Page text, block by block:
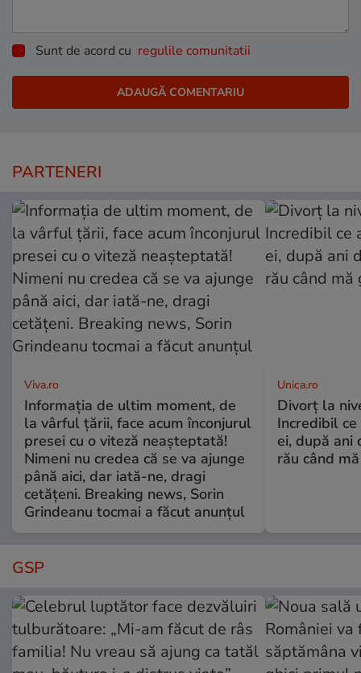
Sunt de acord cu regulile comunitatii
PARTENERI
Viva.ro
Informația de ultim moment, de
la vârful țării, face acum înconjurul
presei cu o viteză neașteptată!
Nimeni nu credea că se va ajunge
până aici, dar iată-ne, dragi
cetățeni. Breaking news, Sorin
Grindeanu tocmai a făcut anunțul
Unica.ro
Divorț la
Incredibil
ei, după ani
rău când
GSP